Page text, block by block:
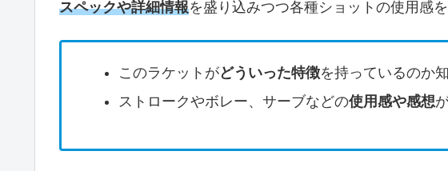
スペックや詳細情報を盛り込みつつ各種ショットの使用感
このラケットがどういった特徴を持っているのか
ストロークやボレー、サーブなどの使用感や感想